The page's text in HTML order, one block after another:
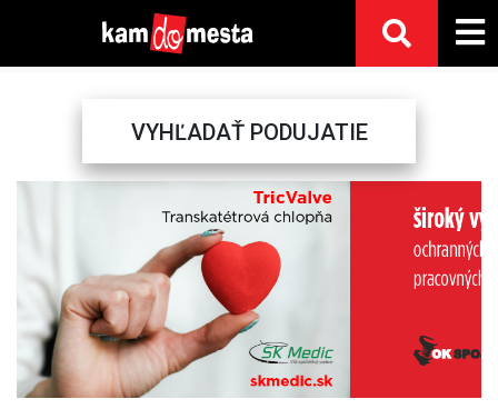
VYHĽADAŤ PODUJATIE
Previous